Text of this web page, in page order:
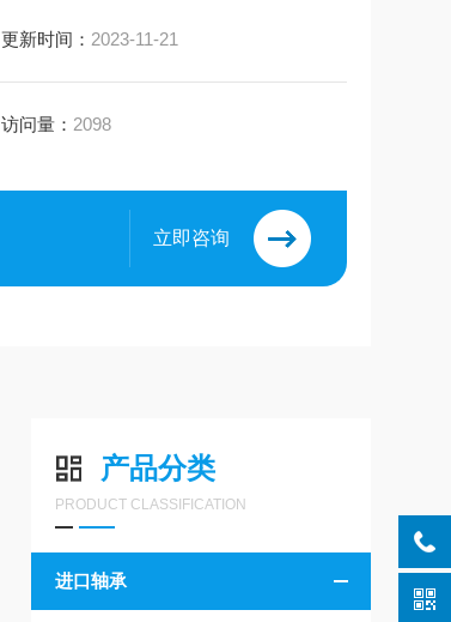
更新时间： 2023-11-21
访问量： 2098
立即咨询
产品分类
PRODUCT CLASSIFICATION
进口轴承